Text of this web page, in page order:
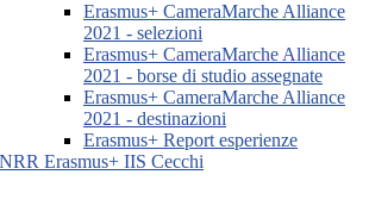
Erasmus+ CameraMarche Alliance
2021 - selezioni
Erasmus+ CameraMarche Alliance
2021 - borse di studio assegnate
Erasmus+ CameraMarche Alliance
2021 - destinazioni
Erasmus+ Report esperienze
Erasmus+ IIS Cecchi